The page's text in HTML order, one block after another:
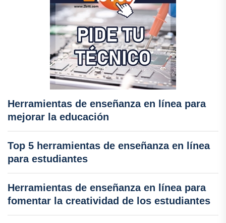
Herramientas de enseñanza en línea para
mejorar la educación
Top 5 herramientas de enseñanza en línea
para estudiantes
Herramientas de enseñanza en línea para
fomentar la creatividad de los estudiantes